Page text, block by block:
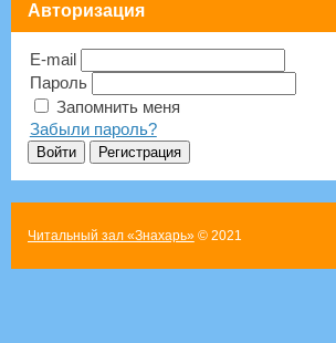
Авторизация
E-mail
Пароль
Запомнить меня
Забыли пароль?
Читальный зал «Знахарь»© 2021